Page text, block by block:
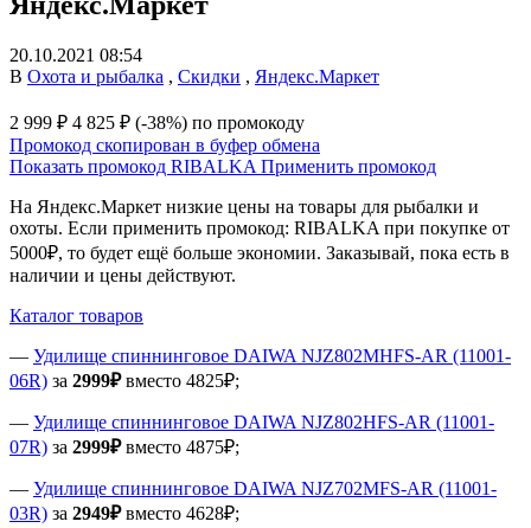
20.10.2021 08:54
В Охота и рыбалка , Скидки , Яндекс.Маркет
2 999 ₽ 4 825 ₽ (-38%) по промокоду
Промокод скопирован в буфер обмена
Показать промокод RIBALKA Применить промокод
На Яндекс.Маркет низкие цены на товары для рыбалки и
охоты. Если применить промокод: RIBALKA при покупке от
5000₽, то будет ещё больше экономии. Заказывай, пока есть в
наличии и цены действуют.
Каталог товаров
— Удилище спиннинговое DAIWA NJZ802MHFS-AR (11001-
06R) за 2999₽вместо 4825₽;
— Удилище спиннинговое DAIWA NJZ802HFS-AR (11001-
07R) за 2999₽вместо 4875₽;
— Удилище спиннинговое DAIWA NJZ702MFS-AR (11001-
03R) за 2949₽вместо 4628₽;